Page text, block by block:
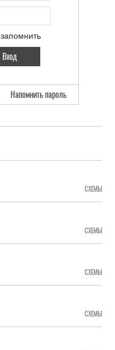
запомнить
Напомнить пароль
СХЕМЫ
СХЕМЫ
СХЕМЫ
СХЕМЫ